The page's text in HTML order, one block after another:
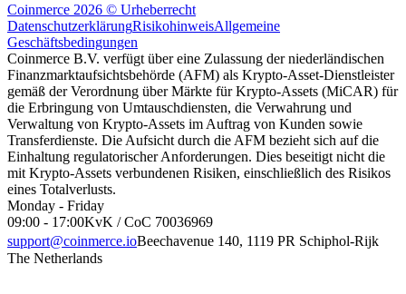
Coinmerce 2026 © Urheberrecht
DatenschutzerklärungRisikohinweisAllgemeine
Geschäftsbedingungen
Coinmerce B.V. verfügt über eine Zulassung der niederländischen
Finanzmarktaufsichtsbehörde (AFM) als Krypto-Asset-Dienstleister
gemäß der Verordnung über Märkte für Krypto-Assets (MiCAR) für
die Erbringung von Umtauschdiensten, die Verwahrung und
Verwaltung von Krypto-Assets im Auftrag von Kunden sowie
Transferdienste. Die Aufsicht durch die AFM bezieht sich auf die
Einhaltung regulatorischer Anforderungen. Dies beseitigt nicht die
mit Krypto-Assets verbundenen Risiken, einschließlich des Risikos
eines Totalverlusts.
Monday - Friday
09:00 - 17:00KvK / CoC 70036969
support@coinmerce.ioBeechavenue 140, 1119 PR Schiphol-Rijk
The Netherlands